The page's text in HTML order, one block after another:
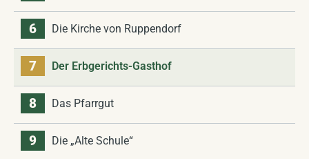
6 Die Kirche von Ruppendorf
7 Der Erbgerichts-Gasthof
8 Das Pfarrgut
9 Die „Alte Schule“